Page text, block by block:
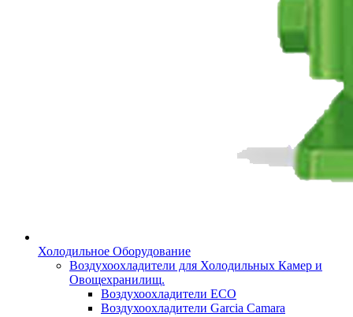
Холодильное Оборудование
Воздухоохладители для Холодильных Камер и
Овощехранилищ.
Воздухоохладители ECO
Воздухоохладители Garcia Camara